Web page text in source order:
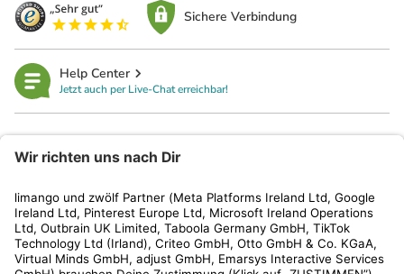
Sichere Verbindung
Help Center
Jetzt auch per Live-Chat erreichbar!
Kundenservice
Shop